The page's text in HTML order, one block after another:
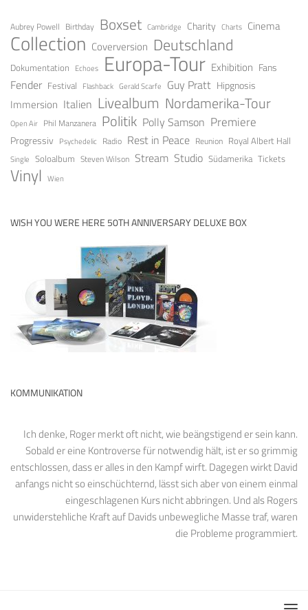
Aubrey Powell Birthday Boxset Cambridge Charity Charts Cinema
Collection Coverversion Deutschland
Dokumentation Echoes Europa-Tour Exhibition Fans
Fender Festival Flashback Gerald Scarfe Guy Pratt Hipgnosis
Immersion Italien Livealbum Nordamerika-Tour
Open Air Phil Manzanera Politik Polly Samson Premiere
Progressiv Psychedelic Radio Rest in Peace Reunion Royal Albert Hall
Single Soloalbum Steven Wilson Stream Studio Südamerika Tickets
Vinyl Wien
WISH YOU WERE HERE 50TH ANNIVERSARY DELUXE BOX
KOMMUNIKATION
Ich denke, Roger merkt oft nicht, wie beängstigend er sein kann.
Sobald er eine Kontroverse für notwendig hält, ist er so grimmig
entschlossen, dass er alles in den Kampf wirft. Dagegen wirkt David
anfangs nicht so einschüchternd, lässt sich aber von einem einmal
eingeschlagenen Kurs nicht abbringen. Und als Rogers
unwiderstehliche Kraft auf Davids unbewegliche Masse traf, waren
die Probleme programmiert.